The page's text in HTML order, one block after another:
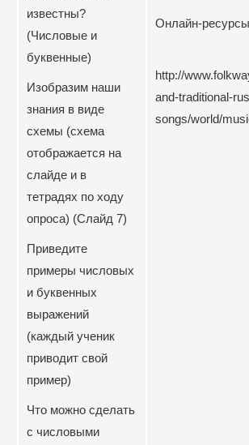
известны?
(Числовые и
буквенные)
Изобразим наши
знания в виде
схемы (схема
отображается на
слайде и в
тетрадях по ходу
опроса) (Слайд 7)
Приведите
примеры числовых
и буквенных
выражений
(каждый ученик
приводит свой
пример)
Что можно сделать
с числовыми
Онлайн-ресурсы
http://
and-traditional-
songs/world/